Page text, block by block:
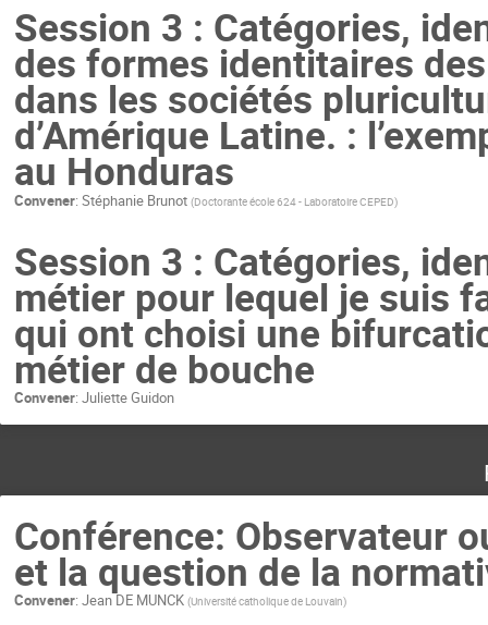
Session 3 : Catégories,
des formes identitaires
dans les sociétés
d’Amérique Latine. :
au Honduras
Convener: Stéphanie Brunot (Doctorante école 624 - Laboratoire CEPED)
Session 3 : Catégories,
métier pour lequel je suis
qui ont choisi une
métier de bouche
Convener: Juliette Guidon
Conférence: Observateur
et la question de la
Convener: Jean DE MUNCK (Université catholique de Louvain)